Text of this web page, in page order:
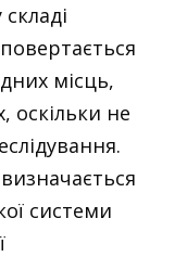
місць,
оскільки не
системи